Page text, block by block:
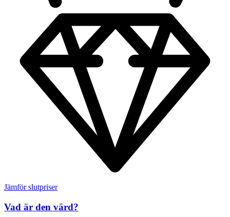
Jämför slutpriser
Vad är den värd?